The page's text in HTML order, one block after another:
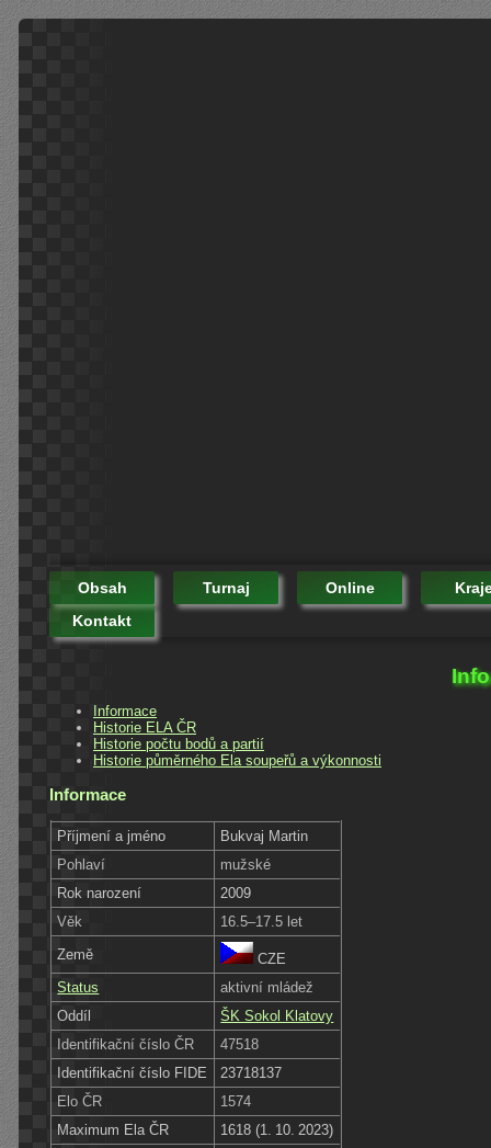
Obsah Turnaj Online
Kontakt
Informace
Historie ELA ČR
Historie počtu bodů a partií
Historie půměrného Ela soupeřů a výkonnosti
Informace
Příjmení a jméno
Bukvaj Martin
Pohlaví
mužské
Rok narození
2009
Věk
16.5–17.5 let
Země
CZE
Status
aktivní mládež
Oddíl
ŠK Sokol Klatovy
Identifikační číslo ČR
47518
Identifikační číslo FIDE
23718137
Elo ČR
1574
Maximum Ela ČR
1618 (1. 10. 2023)